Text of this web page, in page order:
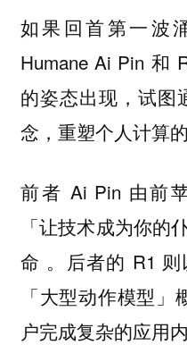
如果回首第一波
Humane Ai Pin 和
的姿态出现，试图
念，重塑个人计算的
前者 Ai Pin 由前
「让技术成为你的
命 。后者的 R1
「大型动作模型
户完成复杂的应用内